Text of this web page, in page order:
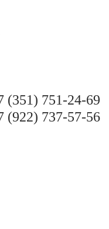
(351) 751-24-69
(922) 737-57-56